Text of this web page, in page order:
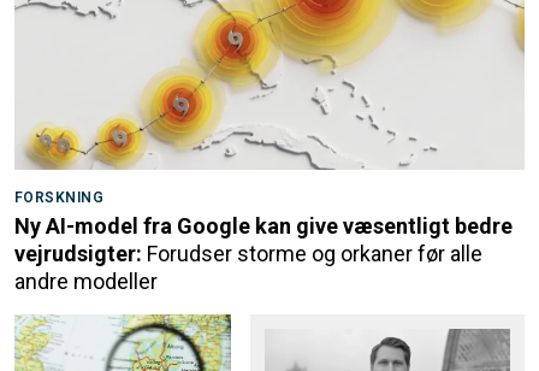
FORSKNING
Ny AI-model fra Google kan give væsentligt bedre
vejrudsigter: Forudser storme og orkaner før alle
andre modeller